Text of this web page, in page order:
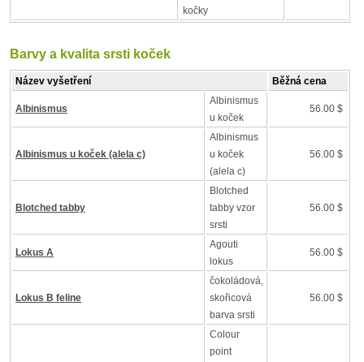
kočky
Barvy a kvalita srsti koček
Název vyšetření Běžná cena
Albinismus
Albinismus
u koček
56.00 $
Albinismus u koček (alela c)
Albinismus
u koček
(alela c)
56.00 $
Blotched tabby
Blotched
tabby vzor
srsti
56.00 $
Lokus A
Agouti
lokus
56.00 $
Lokus B feline
čokoládová,
skořicová
barva srsti
56.00 $
Colour
point